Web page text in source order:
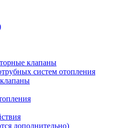
клапаны
систем отопления
дополнительно)